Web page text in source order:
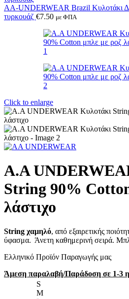
AA-UNDERWEAR Brazil Κυλοτάκι
τυρκουάζ €7.50 με ΦΠΑ
Click to enlarge
A.A
String 90%
λάστιχο
String χαμηλό, από εξαιρετικής
ύφασμα. Άνετη καθημερινή σειρά.
Ελληνικό Προϊόν Παραγωγής μας
Άμεση παραλαβή/Παράδοση σε 1-3
S
M